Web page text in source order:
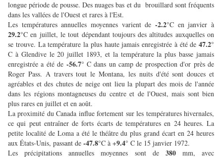
longue période de pousse. Des nuages bas et du brouillard sont fréquents
dans les vallées de l'Ouest et rares à l'Est.
Les températures annuelles moyennes varient de -2.2°C en janvier à
29.2°C en juillet, le tout dépendant toujours des altitudes auxquelles on
se trouve. La température la plus haute jamais enregistrée à été de 47.2°
C à Glendive le 20 juillet 1893, et la température la plus basse jamais
enregistrée a été de -56.7° C dans un camp de prospection d'or près de
Roger Pass. A travers tout le Montana, les nuits d'été sont douces et
agréables et des chutes de neige ont lieu la plupart des mois de l'année
dans les régions montagneuses du centre et de l'Ouest, mais sont bien
plus rares en juillet et en août.
La proximité du Canada influe fortement sur les températures hivernales,
ce qui peut entraîner de forts écarts de températures en 24 heures. La
petite localité de Loma a été le théâtre du plus grand écart en 24 heures
aux États-Unis, passant de -47.8°C à +9.4° C le 15 janvier 1972.
Les précipitations annuelles moyennes sont de 380 mm, avec